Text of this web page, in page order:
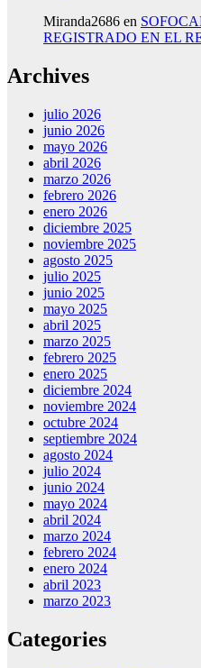
Miranda2686 en
REGISTRADO EN EL
Archives
julio 2026
junio 2026
mayo 2026
abril 2026
marzo 2026
febrero 2026
enero 2026
diciembre 2025
noviembre 2025
agosto 2025
julio 2025
junio 2025
mayo 2025
abril 2025
marzo 2025
febrero 2025
enero 2025
diciembre 2024
noviembre 2024
octubre 2024
septiembre 2024
agosto 2024
julio 2024
junio 2024
mayo 2024
abril 2024
marzo 2024
febrero 2024
enero 2024
abril 2023
marzo 2023
Categories